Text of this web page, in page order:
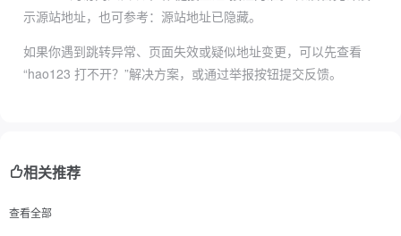
示源站地址，也可参考： 源站地址已隐藏。
如果你遇到跳转异常、页面失效或疑似地址变更，可以先查看
“hao123 打不开？”解决方案，或通过举报按钮提交反馈。
相关推荐
查看全部